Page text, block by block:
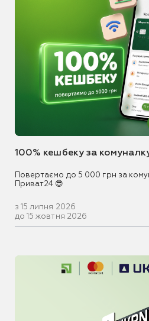
100% кешбеку за
Повертаємо до 5 000 грн за
Приват24 😎
з 15 липня 2026
до 15 жовтня 2026